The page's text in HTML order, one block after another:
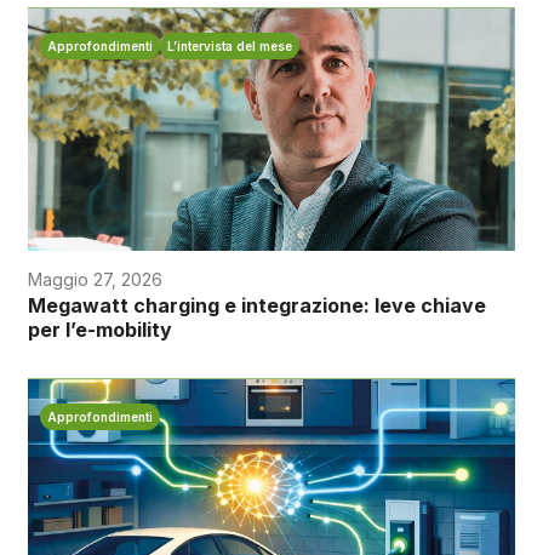
Approfondimenti L’intervista del mese
Maggio 27, 2026
Megawatt charging e integrazione: leve chiave
per l’e-mobility
Approfondimenti